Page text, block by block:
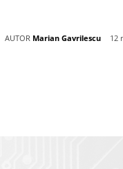
AUTOR Marian Gavrilescu 12